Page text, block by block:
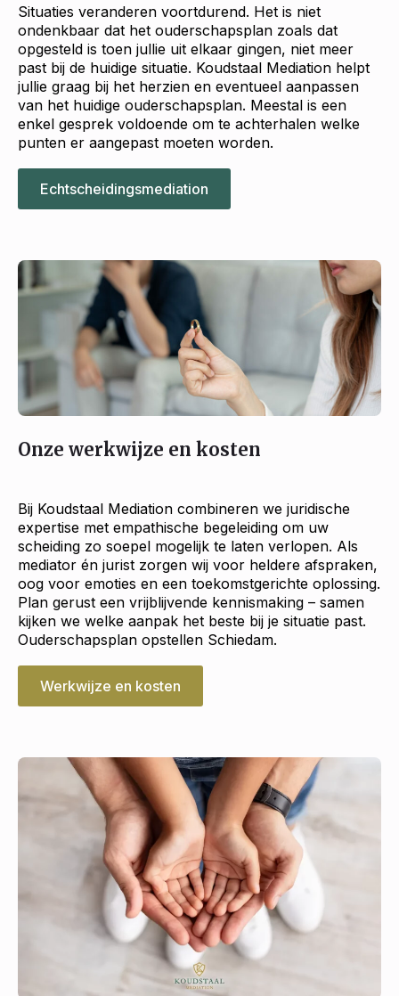
Situaties veranderen voortdurend. Het is niet
ondenkbaar dat het ouderschapsplan zoals dat
opgesteld is toen jullie uit elkaar gingen, niet meer
past bij de huidige situatie. Koudstaal Mediation helpt
jullie graag bij het herzien en eventueel aanpassen
van het huidige ouderschapsplan. Meestal is een
enkel gesprek voldoende om te achterhalen welke
punten er aangepast moeten worden.
Echtscheidingsmediation
Onze werkwijze en kosten
Bij Koudstaal Mediation combineren we juridische
expertise met empathische begeleiding om uw
scheiding zo soepel mogelijk te laten verlopen. Als
mediator én jurist zorgen wij voor heldere afspraken,
oog voor emoties en een toekomstgerichte oplossing.
Plan gerust een vrijblijvende kennismaking – samen
kijken we welke aanpak het beste bij je situatie past.
Ouderschapsplan opstellen Schiedam.
Werkwijze en kosten